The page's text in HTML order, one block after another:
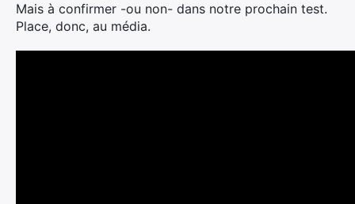
Mais à confirmer -ou non- dans notre prochain test.
Place, donc, au média.